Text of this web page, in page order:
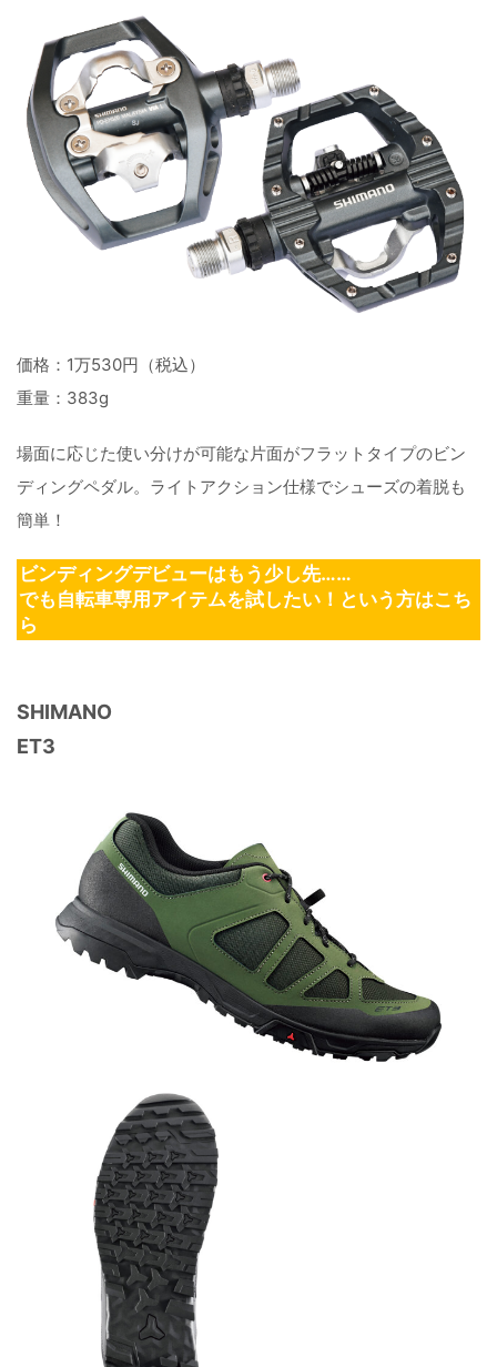
価格：1万530円（税込）
重量：383g
場面に応じた使い分けが可能な片面がフラットタイプのビン
ディングペダル。ライトアクション仕様でシューズの着脱も
簡単！
ビンディングデビューはもう少し先……
でも自転車専用アイテムを試したい！という方はこち
ら
SHIMANO
ET3